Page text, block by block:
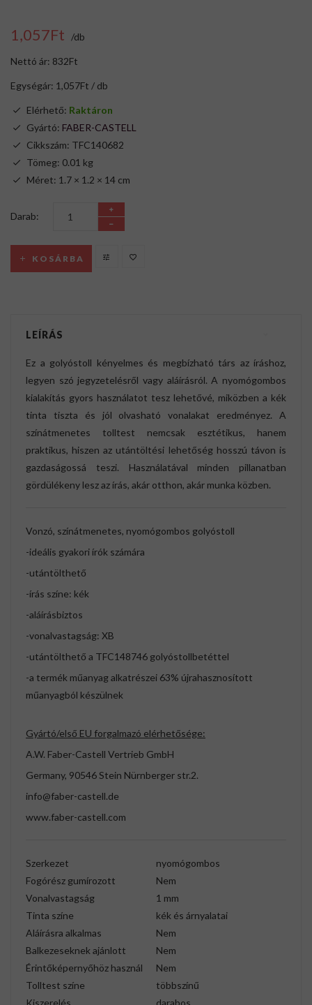
1,057Ft /db
Nettó ár: 832Ft
Egységár: 1,057Ft / db
Elérhető: Raktáron
Gyártó: FABER-CASTELL
Cikkszám: TFC140682
Tömeg: 0.01 kg
Méret: 1.7 × 1.2 × 14 cm
Darab:
KOSÁRBA
LEÍRÁS
Ez a golyóstoll kényelmes és megbízható társ az íráshoz,
legyen szó jegyzetelésről vagy aláírásról. A nyomógombos
kialakítás gyors használatot tesz lehetővé, miközben a kék
tinta tiszta és jól olvasható vonalakat eredményez. A
színátmenetes tolltest nemcsak esztétikus, hanem
praktikus, hiszen az utántöltési lehetőség hosszú távon is
gazdaságossá teszi. Használatával minden pillanatban
gördülékeny lesz az írás, akár otthon, akár munka közben.
Vonzó, színátmenetes, nyomógombos golyóstoll
-ideális gyakori írók számára
-utántölthető
-írás színe: kék
-aláírásbiztos
-vonalvastagság: XB
-utántölthető a TFC148746 golyóstollbetéttel
-a termék műanyag alkatrészei 63% újrahasznosított
műanyagból készülnek
Gyártó/első EU forgalmazó elérhetősége:
A.W. Faber-Castell Vertrieb GmbH
Germany, 90546 Stein Nürnberger str.2.
info@faber-castell.de
www.faber-castell.com
Szerkezet
nyomógombos
Fogórész gumírozott
Nem
Vonalvastagság
1 mm
Tinta színe
kék és árnyalatai
Aláírásra alkalmas
Nem
Balkezeseknek ajánlott
Nem
Érintőképernyőhöz használ
Nem
Tolltest színe
többszínű